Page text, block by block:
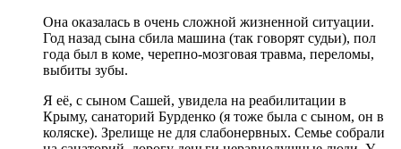
Она оказалась в очень сложной жизненной ситуации.
Год назад сына сбила машина (так говорят судьи), пол
года был в коме, черепно-мозговая травма, переломы,
выбиты зубы.
Я её, с сыном Сашей, увидела на реабилитации в
Крыму, санаторий Бурденко (я тоже была с сыном, он в
коляске). Зрелище не для слабонервных. Семье собрали